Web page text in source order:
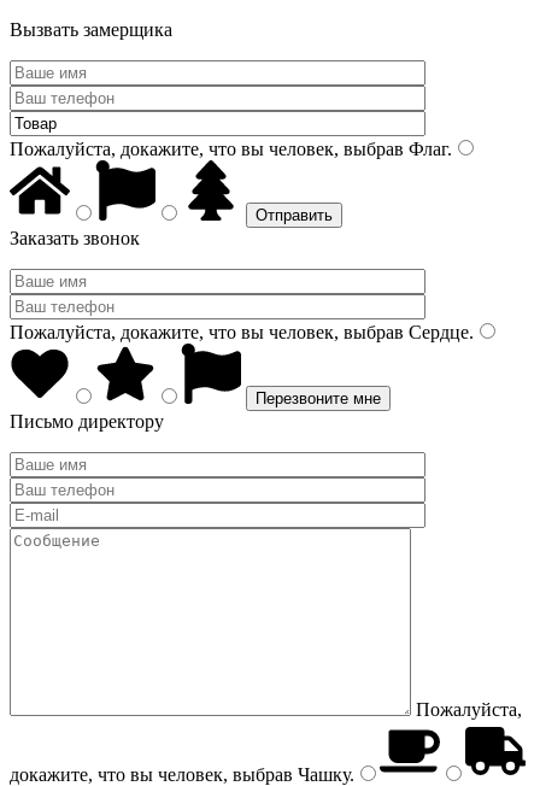
Вызвать замерщика
Пожалуйста, докажите, что вы человек, выбрав Флаг.
Заказать звонок
Пожалуйста, докажите, что вы человек, выбрав Сердце.
Письмо директору
Пожалуйста,
докажите, что вы человек, выбрав Чашку.